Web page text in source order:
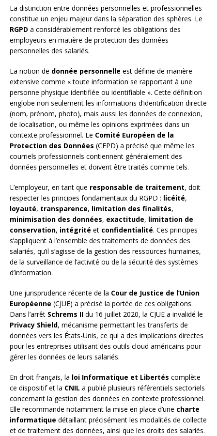
La distinction entre données personnelles et professionnelles
constitue un enjeu majeur dans la séparation des sphères. Le
RGPD a considérablement renforcé les obligations des
employeurs en matière de protection des données
personnelles des salariés.
La notion de donnée personnelle est définie de manière
extensive comme « toute information se rapportant à une
personne physique identifiée ou identifiable ». Cette définition
englobe non seulement les informations d’identification directe
(nom, prénom, photo), mais aussi les données de connexion,
de localisation, ou même les opinions exprimées dans un
contexte professionnel. Le Comité Européen de la
Protection des Données (CEPD) a précisé que même les
courriels professionnels contiennent généralement des
données personnelles et doivent être traités comme tels.
L’employeur, en tant que responsable de traitement, doit
respecter les principes fondamentaux du RGPD : licéité,
loyauté, transparence, limitation des finalités,
minimisation des données, exactitude, limitation de
conservation, intégrité et confidentialité. Ces principes
s’appliquent à l’ensemble des traitements de données des
salariés, qu’il s’agisse de la gestion des ressources humaines,
de la surveillance de l’activité ou de la sécurité des systèmes
d’information.
Une jurisprudence récente de la Cour de Justice de l’Union
Européenne (CJUE) a précisé la portée de ces obligations.
Dans l’arrêt Schrems II du 16 juillet 2020, la CJUE a invalidé le
Privacy Shield, mécanisme permettant les transferts de
données vers les États-Unis, ce qui a des implications directes
pour les entreprises utilisant des outils cloud américains pour
gérer les données de leurs salariés.
En droit français, la loi Informatique et Libertés complète
ce dispositif et la CNIL a publié plusieurs référentiels sectoriels
concernant la gestion des données en contexte professionnel.
Elle recommande notamment la mise en place d’une charte
informatique détaillant précisément les modalités de collecte
et de traitement des données, ainsi que les droits des salariés.